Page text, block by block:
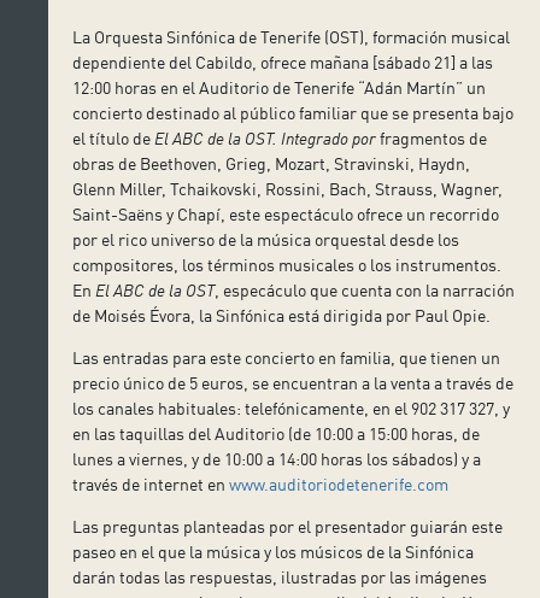
La Orquesta Sinfónica de Tenerife (OST), formación musical
dependiente del Cabildo, ofrece mañana [sábado 21] a las
12:00 horas en el Auditorio de Tenerife “Adán Martín” un
concierto destinado al público familiar que se presenta bajo
el título de El ABC de la OST. Integrado porfragmentos de
obras de Beethoven, Grieg, Mozart, Stravinski, Haydn,
Glenn Miller, Tchaikovski, Rossini, Bach, Strauss, Wagner,
Saint-Saëns y Chapí, este espectáculo ofrece un recorrido
por el rico universo de la música orquestal desde los
compositores, los términos musicales o los instrumentos.
En El ABC de la OST, especáculo que cuenta con la narración
de Moisés Évora, la Sinfónica está dirigida por Paul Opie.
Las entradas para este concierto en familia, que tienen un
precio único de 5 euros, se encuentran a la venta a través de
los canales habituales: telefónicamente, en el 902 317 327, y
en las taquillas del Auditorio (de 10:00 a 15:00 horas, de
lunes a viernes, y de 10:00 a 14:00 horas los sábados) y a
través de internet enwww.auditoriodetenerife.com
Las preguntas planteadas por el presentador guiarán este
paseo en el que la música y los músicos de la Sinfónica
darán todas las respuestas, ilustradas por las imágenes